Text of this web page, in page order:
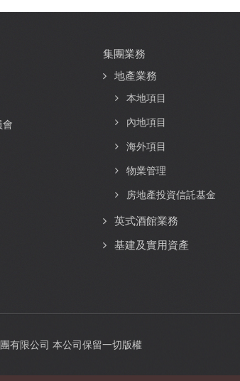
會
集團業務
地產業務
本地項目
內地項目
海外項目
物業管理
房地產投資信託基金
英式酒館業務
基建及實用資產
有限公司 本公司保留一切版權